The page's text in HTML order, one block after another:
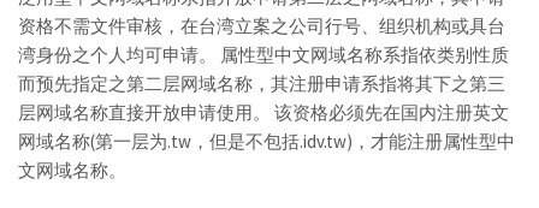
资格不需文件审核，在台湾立案之公司行号、组织机构或具台
湾身份之个人均可申请。 属性型中文网域名称系指依类别性质
而预先指定之第二层网域名称，其注册申请系指将其下之第三
层网域名称直接开放申请使用。 该资格必须先在国内注册英文
网域名称(第一层为.tw，但是不包括.idv.tw)，才能注册属性型中
文网域名称。